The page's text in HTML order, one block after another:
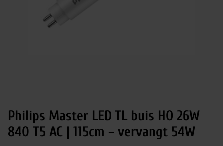
Philips Master LED TL buis HO 26W
840 T5 AC | 115cm – vervangt 54W